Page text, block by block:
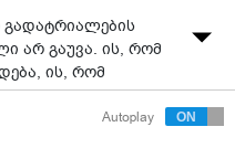
არ გაუვა. ის, რომ
ის, რომ
რომ „ქოცი“ მხოლოდ
პოლიტიკოსების
Autoplay